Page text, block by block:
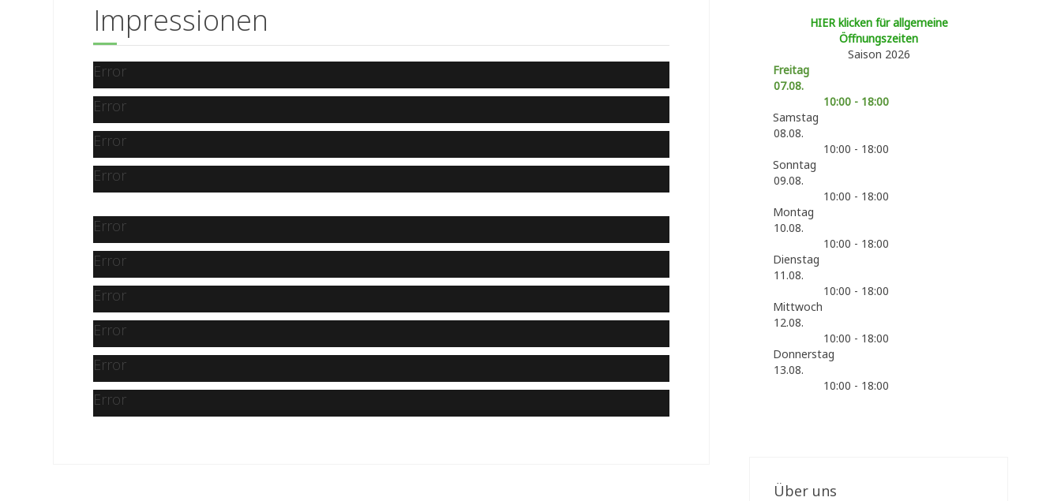
Impressionen
Error
Error
Error
Error
Error
Error
Error
Error
Error
Error
HIER klicken für allgemeine
Öffnungszeiten
Saison 2026
Freitag
07.08.
10:00 - 18:00
Samstag
08.08.
10:00 - 18:00
Sonntag
09.08.
10:00 - 18:00
Montag
10.08.
10:00 - 18:00
Dienstag
11.08.
10:00 - 18:00
Mittwoch
12.08.
10:00 - 18:00
Donnerstag
13.08.
10:00 - 18:00
Über uns